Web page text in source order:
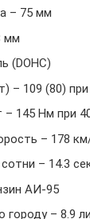
– 75 мм
мм
(DOHC)
– 109 (80) при
145 Нм при
– 178
– 14.3
АИ-95
городу – 8.9